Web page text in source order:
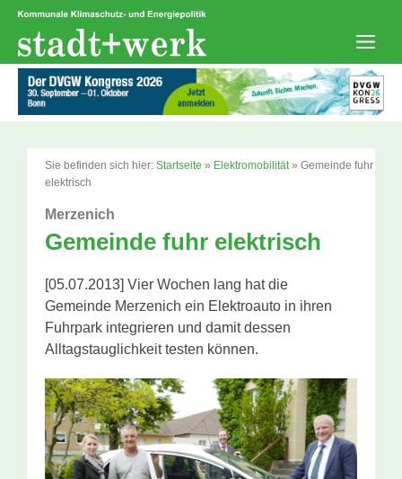
Zum
springen
Sie befinden sich hier: Startseite » Elektromobilität» Gemeinde fuhr
elektrisch
Merzenich
Gemeinde fuhr elektrisch
[05.07.2013] Vier Wochen lang hat die
Gemeinde Merzenich ein Elektroauto in ihren
Fuhrpark integrieren und damit dessen
Alltagstauglichkeit testen können.